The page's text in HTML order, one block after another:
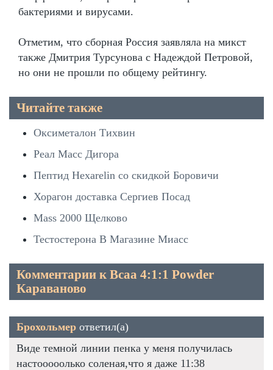
бактериями и вирусами.
Отметим, что сборная Россия заявляла на микст
также Дмитрия Турсунова с Надеждой Петровой,
но они не прошли по общему рейтингу.
Читайте также
Оксиметалон Тихвин
Реал Масс Дигора
Пептид Hexarelin со скидкой Боровичи
Хорагон доставка Сергиев Посад
Mass 2000 Щелково
Тестостерона В Магазине Миасс
Комментарии к Bcaa 4:1:1 Powder
Караваново
Брохольмер ответил(а)
Виде темной линии пенка у меня получилась
настооооолько соленая,что я даже 11:38